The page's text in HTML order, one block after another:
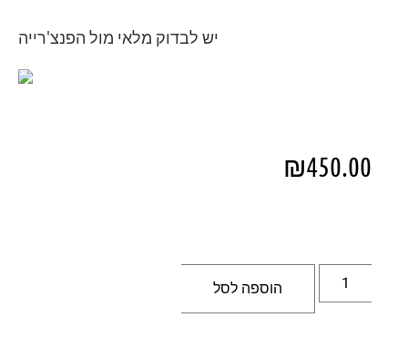
יש לבדוק מלאי מול הפנצ'רייה
₪450.00
הוספה לסל